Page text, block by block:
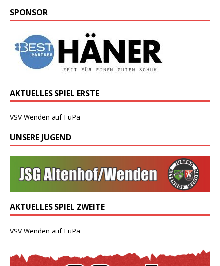
SPONSOR
AKTUELLES SPIEL ERSTE
VSV Wenden auf FuPa
UNSERE JUGEND
AKTUELLES SPIEL ZWEITE
VSV Wenden auf FuPa